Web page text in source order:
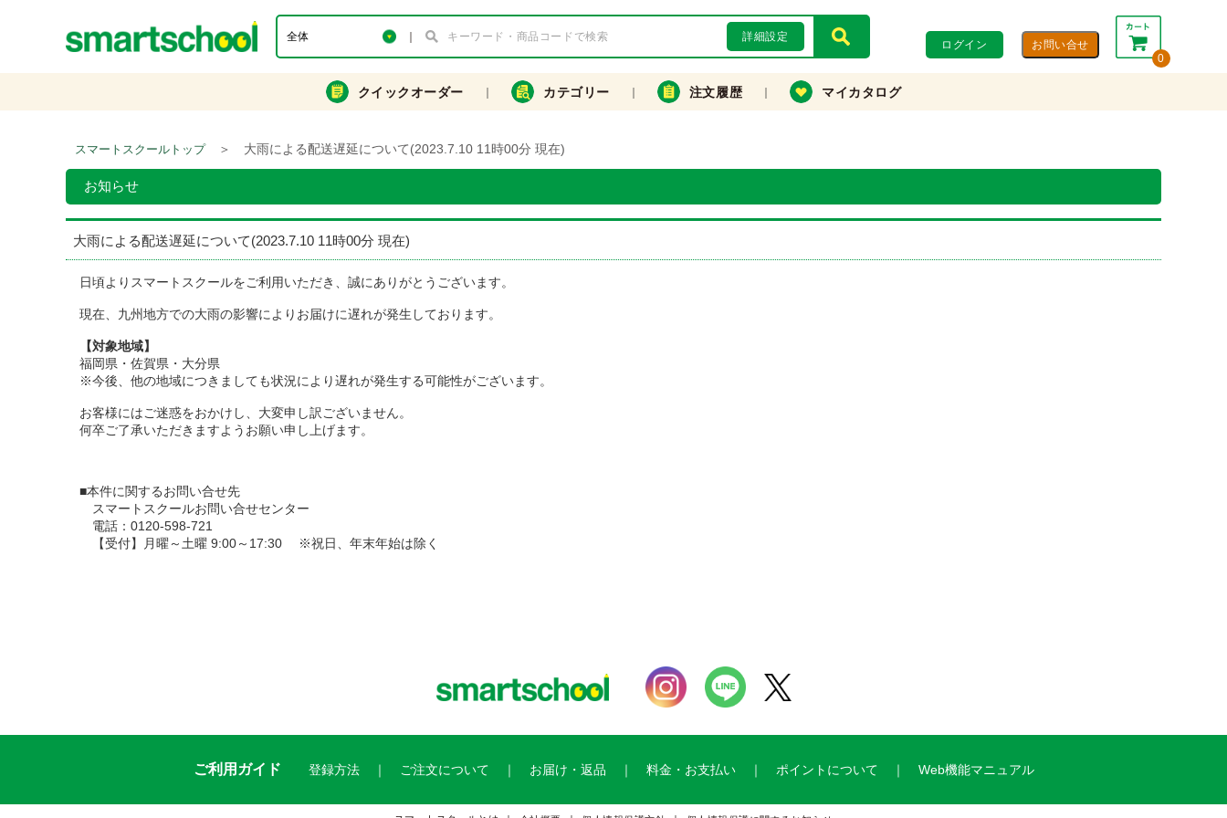
詳細設定
ログイン
0
合計： 0円
カートを見る・注文する
クイックオーダー カテゴリー 注文履歴 マイカタログ
スマートスクールトップ ＞ 大雨による配送遅延について(2023.7.10 11時00分 現在)
お知らせ
大雨による配送遅延について(2023.7.10 11時00分 現在)
日頃よりスマートスクールをご利用いただき、誠にありがとうございます。
現在、九州地方での大雨の影響によりお届けに遅れが発生しております。
【対象地域】
福岡県・佐賀県・大分県
※今後、他の地域につきましても状況により遅れが発生する可能性がございます。
お客様にはご迷惑をおかけし、大変申し訳ございません。
何卒ご了承いただきますようお願い申し上げます。
■本件に関するお問い合せ先
スマートスクールお問い合せセンター
電話：0120-598-721
【受付】月曜～土曜 9:00～17:30 ※祝日、年末年始は除く
ご利用ガイド 登録方法 ご注文について お届け・返品 料金・お支払い ポイントについて Web機能マニュアル